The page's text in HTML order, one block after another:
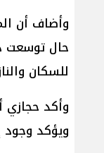
وأضاف أن
حال توسعت
للسكان
وأكد حجازي
ويؤكد وجود